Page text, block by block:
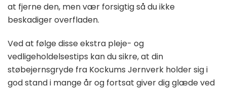
at fjerne den, men vær forsigtig så du ikke
beskadiger overfladen.
Ved at følge disse ekstra pleje- og
vedligeholdelsestips kan du sikre, at din
støbejernsgryde fra Kockums Jernverk holder sig i
god stand i mange år og fortsat giver dig glæde ved